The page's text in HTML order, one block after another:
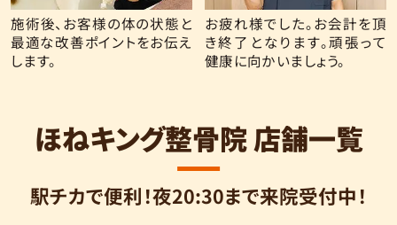
施術後、お客様の体の状態と
最適な改善ポイントをお伝え
します。
お疲れ様でした。お会計を頂
き終了となります。頑張って
健康に向かいましょう。
ほねキング整骨院 店舗一覧
駅チカで便利！夜20:30まで来院受付中！